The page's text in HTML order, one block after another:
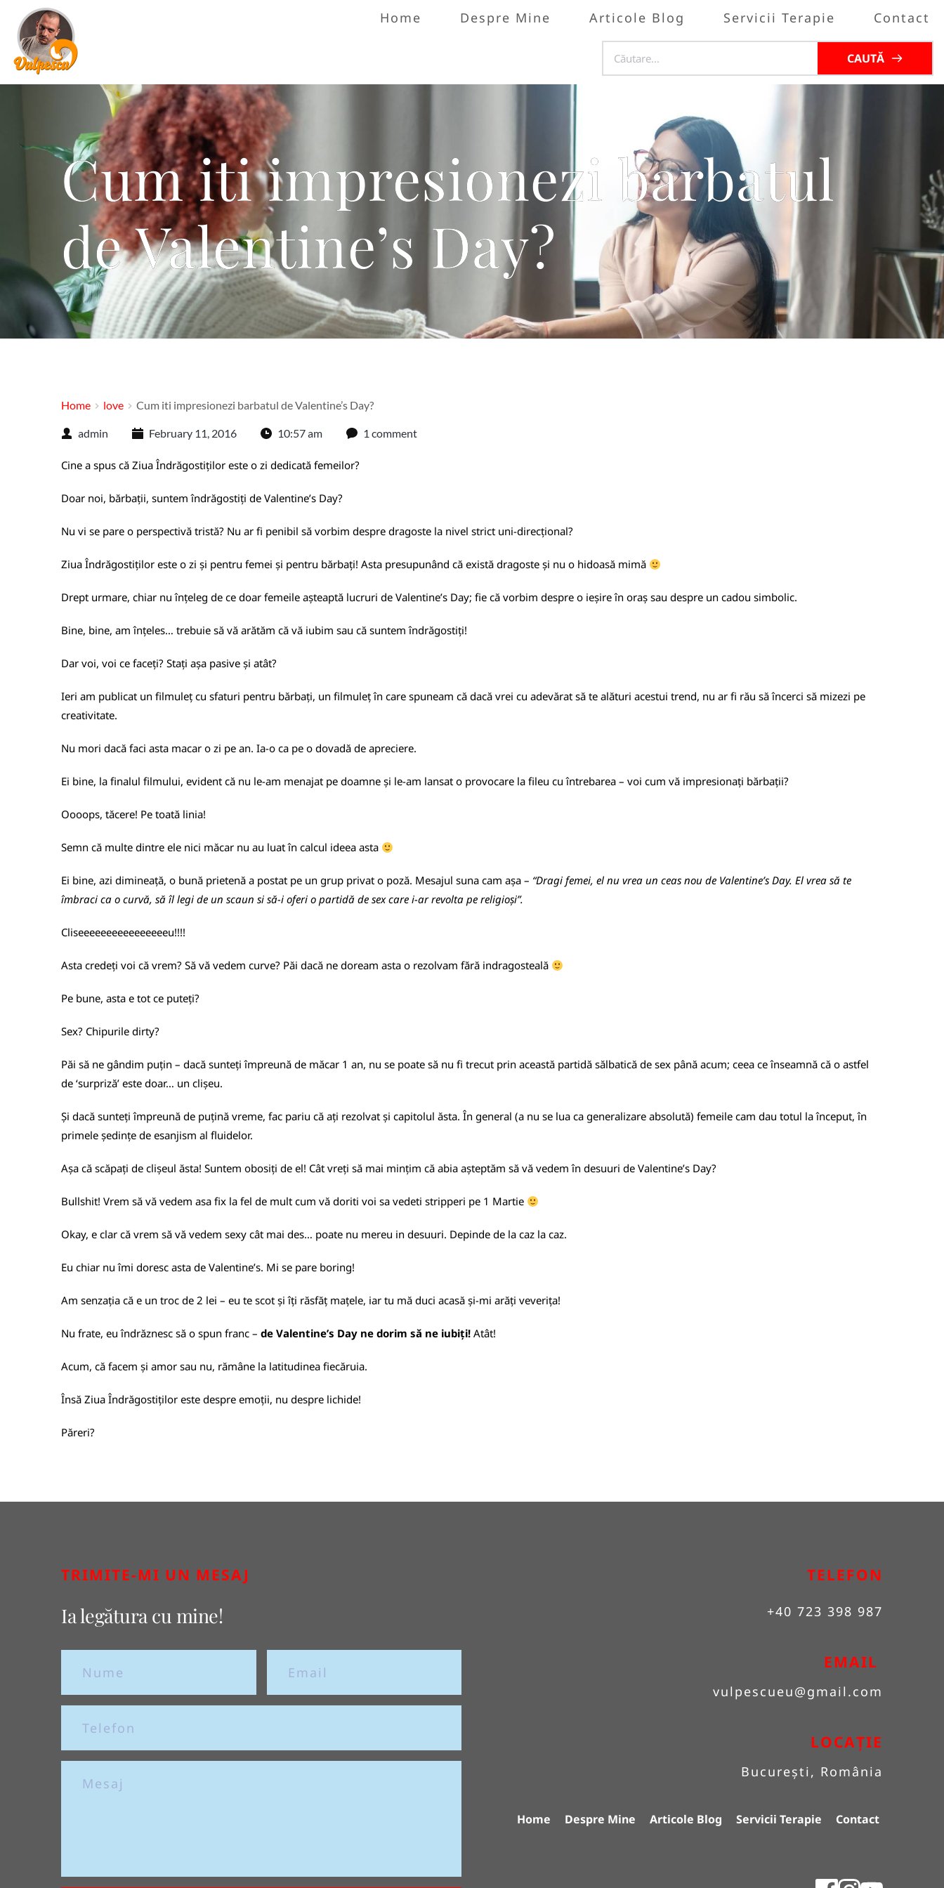
Home Despre Mine Articole Blog Servicii Terapie Contact
CAUTĂ
Cum iti impresionezi barbatul
de Valentine’s Day?
Home love Cum iti impresionezi barbatul de Valentine’s Day?
admin February 11, 2016 10:57 am 1 comment
Cine a spus că Ziua Îndrăgostiților este o zi dedicată femeilor?
Doar noi, bărbații, suntem îndrăgostiți de Valentine’s Day?
Nu vi se pare o perspectivă tristă? Nu ar fi penibil să vorbim despre dragoste la nivel strict uni-direcțional?
Ziua Îndrăgostiților este o zi și pentru femei și pentru bărbați! Asta presupunând că există dragoste și nu o hidoasă mimă
Drept urmare, chiar nu înțeleg de ce doar femeile așteaptă lucruri de Valentine’s Day; fie că vorbim despre o ieșire în oraș sau despre un cadou simbolic.
Bine, bine, am înțeles… trebuie să vă arătăm că vă iubim sau că suntem îndrăgostiți!
Dar voi, voi ce faceți? Stați așa pasive și atât?
Ieri am publicat un filmuleț cu sfaturi pentru bărbați, un filmuleț în care spuneam că dacă vrei cu adevărat să te alături acestui trend, nu ar fi rău să încerci să mizezi pe
creativitate.
Nu mori dacă faci asta macar o zi pe an. Ia-o ca pe o dovadă de apreciere.
Ei bine, la finalul filmului, evident că nu le-am menajat pe doamne și le-am lansat o provocare la fileu cu întrebarea – voi cum vă impresionați bărbații?
Oooops, tăcere! Pe toată linia!
Semn că multe dintre ele nici măcar nu au luat în calcul ideea asta
Ei bine, azi dimineață, o bună prietenă a postat pe un grup privat o poză. Mesajul suna cam așa – “Dragi femei, el nu vrea un ceas nou de Valentine’s Day. El vrea să te
îmbraci ca o curvă, să îl legi de un scaun si să-i oferi o partidă de sex care i-ar revolta pe religioși”.
Cliseeeeeeeeeeeeeeeeu!!!!
Asta credeți voi că vrem? Să vă vedem curve? Păi dacă ne doream asta o rezolvam fără indragosteală
Pe bune, asta e tot ce puteți?
Sex? Chipurile dirty?
Păi să ne gândim puțin – dacă sunteți împreună de măcar 1 an, nu se poate să nu fi trecut prin această partidă sălbatică de sex până acum; ceea ce înseamnă că o astfel
de ‘surpriză’ este doar… un clișeu.
Și dacă sunteți împreună de puțină vreme, fac pariu că ați rezolvat și capitolul ăsta. În general (a nu se lua ca generalizare absolută) femeile cam dau totul la început, în
primele ședințe de esanjism al fluidelor.
Așa că scăpați de clișeul ăsta! Suntem obosiți de el! Cât vreți să mai mințim că abia așteptăm să vă vedem în desuuri de Valentine’s Day?
Bullshit! Vrem să vă vedem asa fix la fel de mult cum vă doriti voi sa vedeti stripperi pe 1 Martie
Okay, e clar că vrem să vă vedem sexy cât mai des… poate nu mereu in desuuri. Depinde de la caz la caz.
Eu chiar nu îmi doresc asta de Valentine’s. Mi se pare boring!
Am senzația că e un troc de 2 lei – eu te scot și îți răsfăț mațele, iar tu mă duci acasă și-mi arăți veverița!
Nu frate, eu îndrăznesc să o spun franc – de Valentine’s Day ne dorim să ne iubiți! Atât!
Acum, că facem și amor sau nu, rămâne la latitudinea fiecăruia.
Însă Ziua Îndrăgostiților este despre emoții, nu despre lichide!
Păreri?
TRIMITE-MI UN MESAJ
Ia legătura cu mine!
TELEFON
+40 723 398 987
EMAIL
vulpescueu@gmail.com
LOCAȚIE
București, România
Home Despre Mine Articole Blog Servicii Terapie Contact